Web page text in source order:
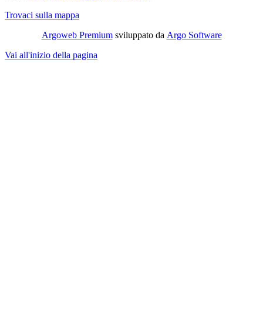
Trovaci sulla mappa
Argoweb Premiumsviluppato da Argo Software
Vai all'inizio della pagina